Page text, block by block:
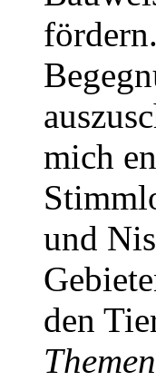
mich
und
den
Themen